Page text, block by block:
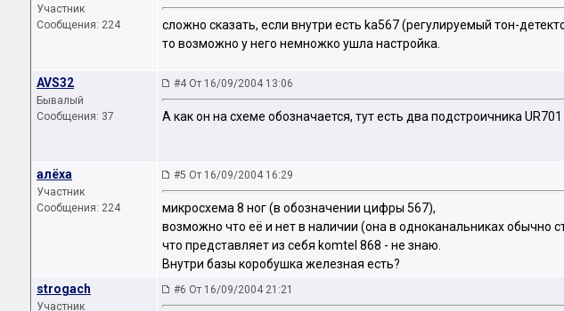
Участник
Сообщения: 224
сложно сказать, если внутри есть ka567 (регулируемый тон-
то возможно у него немножко ушла настройка.
AVS32
Бывалый
Сообщения: 37
#4 От 16/09/2004 13:06
А как он на схеме обозначается, тут есть два подстроичника
алёха
Участник
Сообщения: 224
#5 От 16/09/2004 16:29
микросхема 8 ног (в обозначении цифры 567),
возможно что её и нет в наличии (она в одноканальниках обычно
что представляет из себя komtel 868 - не знаю.
Внутри базы коробушка железная есть?
strogach
Участник
#6 От 16/09/2004 21:21